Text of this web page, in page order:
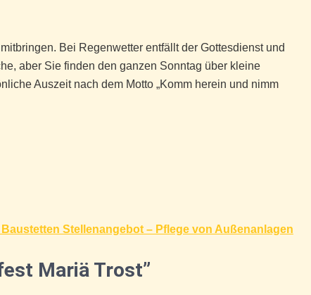
Bei Regenwetter entfällt der Gottesdienst und
aber Sie finden den ganzen Sonntag über kleine
Auszeit nach dem Motto „Komm herein und nimm
Stellenangebot – Pflege von Außenanlagen
Mariä Trost”